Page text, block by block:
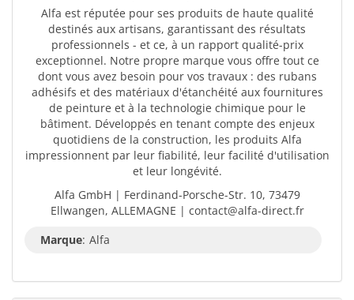
Alfa est réputée pour ses produits de haute qualité
destinés aux artisans, garantissant des résultats
professionnels - et ce, à un rapport qualité-prix
exceptionnel. Notre propre marque vous offre tout ce
dont vous avez besoin pour vos travaux : des rubans
adhésifs et des matériaux d'étanchéité aux fournitures
de peinture et à la technologie chimique pour le
bâtiment. Développés en tenant compte des enjeux
quotidiens de la construction, les produits Alfa
impressionnent par leur fiabilité, leur facilité d'utilisation
et leur longévité.
Alfa GmbH | Ferdinand-Porsche-Str. 10, 73479
Ellwangen, ALLEMAGNE | contact@alfa-direct.fr
Marque: Alfa